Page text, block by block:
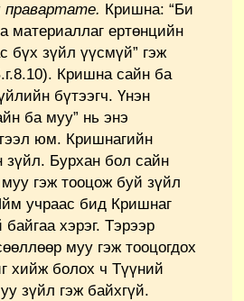
Кришна: “Би
материаллаг ертөнцийн
бүх зүйл үүсмүй” гэж
Кришна сайн ба
бүтээгч. Үнэн
ба муу” нь энэ
юм. Кришнагийн
зүйл. Бурхан бол сайн
гэж тооцож буй зүйл
учраас бид Кришнаг
хэрэг. Тэрээр
муу гэж тооцогдох
хийж болох ч Түүний
зүйл гэж байхгүй.